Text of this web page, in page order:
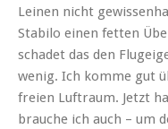
Leinen nicht
Stabilo einen fetten
schadet das den
wenig. Ich komme gut
freien Luftraum. Jetzt
brauche ich auch – um